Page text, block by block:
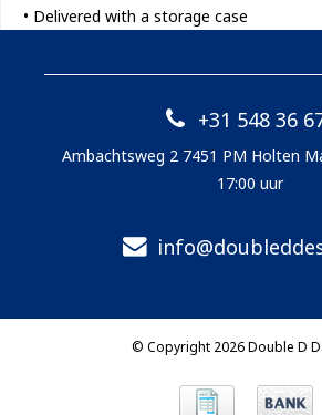
• Delivered with a storage case
+31 548 36
Ambachtsweg 2 7451 PM Holten
17:00 uur
© Copyright 2026 Double D